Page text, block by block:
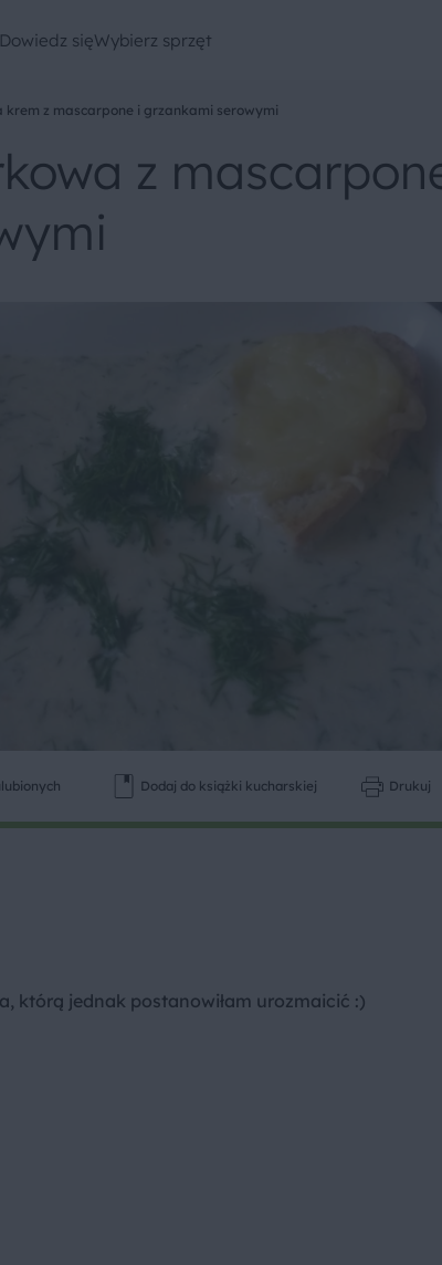
Dowiedz sięWybierz sprzęt
krem z mascarpone i grzankami serowymi
z
Dodaj do książki kucharskiej Drukuj
którą jednak postanowiłam urozmaicić :)